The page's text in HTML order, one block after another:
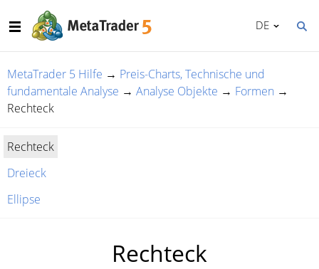
DE
MetaTrader 5 Hilfe → Preis-Charts, Technische und
fundamentale Analyse → Analyse Objekte → Formen →
Rechteck
Rechteck
Dreieck
Ellipse
Rechteck